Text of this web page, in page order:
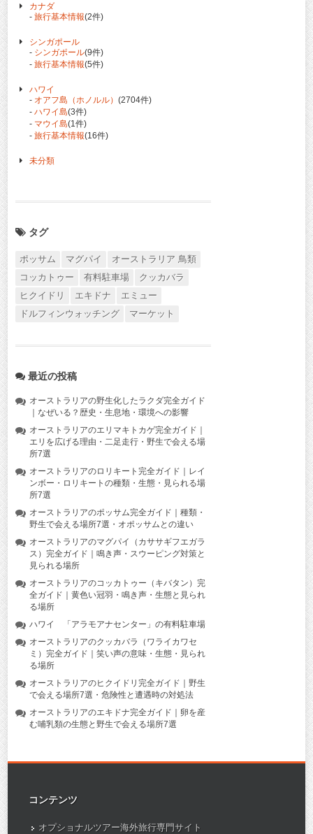
カナダ
- 旅行基本情報(2件)
シンガポール
- シンガポール(9件)
- 旅行基本情報(5件)
ハワイ
- オアフ島（ホノルル） (2704件)
- ハワイ島(3件)
- マウイ島(1件)
- 旅行基本情報(16件)
未分類
タグ
ポッサム マグパイ
オーストラリア 鳥類
コッカトゥー
有料駐車場
クッカバラ
ヒクイドリ
エキドナ
エミュー
ドルフィンウォッチング
マーケット
最近の投稿
オーストラリアの野生化したラクダ完全ガイド
｜なぜいる？歴史・生息地・環境への影響
オーストラリアのエリマキトカゲ完全ガイド｜
エリを広げる理由・二足走行・野生で会える場
所7選
オーストラリアのロリキート完全ガイド｜レイ
ンボー・ロリキートの種類・生態・見られる場
所7選
オーストラリアのポッサム完全ガイド｜種類・
野生で会える場所7選・オポッサムとの違い
オーストラリアのマグパイ（カササギフエガラ
ス）完全ガイド｜鳴き声・スウーピング対策と
見られる場所
オーストラリアのコッカトゥー（キバタン）完
全ガイド｜黄色い冠羽・鳴き声・生態と見られ
る場所
ハワイ 「アラモアナセンター」の有料駐車場
オーストラリアのクッカバラ（ワライカワセ
ミ）完全ガイド｜笑い声の意味・生態・見られ
る場所
オーストラリアのヒクイドリ完全ガイド｜野生
で会える場所7選・危険性と遭遇時の対処法
オーストラリアのエキドナ完全ガイド｜卵を産
む哺乳類の生態と野生で会える場所7選
コンテンツ
オプショナルツアー海外旅行専門サイト